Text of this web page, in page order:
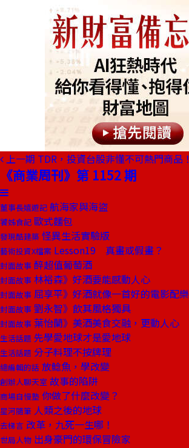
上一期 TDR，投資台股非懂不可熱門商品！
《商業周刊》第 1152 期
董事長嬉遊記 航海家與海盜
饕姊食記 歐式麵包
發現酷建築 怪異生活實驗版
藝術投資X檔案 Lesson19 真畫或假畫？
封面故事 醉超值葡萄酒
封面故事 林裕森》好酒要能感動人心
封面故事 屈享平》好酒就像一首好的電影配樂
封面故事 劉永智》飲其風格獨具
封面故事 葉怡蘭》美酒美食交融，更動人心
生活話題 先學愛地球才是愛地球
生活話題 分子料理不按牌理
總編輯的話 放鯰魚，學改變
創辦人聊天室 故事的陷阱
商場自慢塾 你做了什麼改變？
星河隨筆 人類之後的地球
去梯言 改革，九死一生哪！
世局人物 出身豪門的環保冒險家